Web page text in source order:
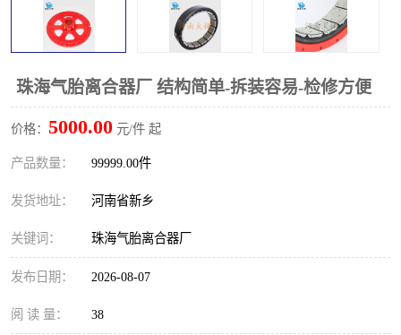
珠海气胎离合器厂 结构简单-拆装容易-检修方便
价格： 5000.00 元/件 起
产品数量： 99999.00件
发货地址： 河南省新乡
关键词： 珠海气胎离合器厂
发布日期： 2026-08-07
阅 读 量： 38